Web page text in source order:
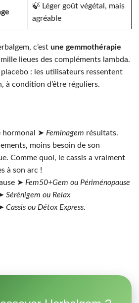
🍃 Léger goût végétal, mais
agréable
c’est une gemmothérapie
mille lieues des compléments lambda.
placebo : les utilisateurs ressentent
à condition d’être réguliers.
hormonal ➤ Feminagem résultats.
moins besoin de son
Comme quoi, le cassis a vraiment
à son arc !
➤ Fem50+Gem ou Périménopause
Sérénigem ou Relax
Cassis ou Détox Express.